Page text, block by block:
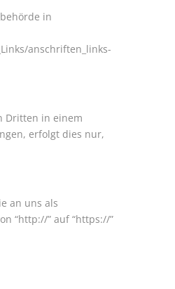
in
anschriften_links-
Dritten in einem
erfolgt dies nur,
an uns als
“http://” auf “https://”